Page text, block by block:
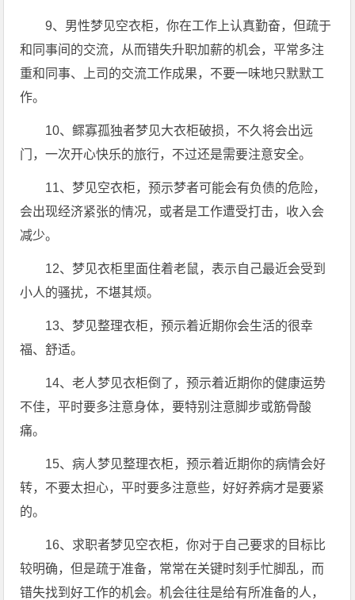
9、男性梦见空衣柜，你在工作上认真勤奋，但疏于
和同事间的交流，从而错失升职加薪的机会，平常多注
重和同事、上司的交流工作成果，不要一味地只默默工
作。
10、鳏寡孤独者梦见大衣柜破损，不久将会出远
门，一次开心快乐的旅行，不过还是需要注意安全。
11、梦见空衣柜，预示梦者可能会有负债的危险，
会出现经济紧张的情况，或者是工作遭受打击，收入会
减少。
12、梦见衣柜里面住着老鼠，表示自己最近会受到
小人的骚扰，不堪其烦。
13、梦见整理衣柜，预示着近期你会生活的很幸
福、舒适。
14、老人梦见衣柜倒了，预示着近期你的健康运势
不佳，平时要多注意身体，要特别注意脚步或筋骨酸
痛。
15、病人梦见整理衣柜，预示着近期你的病情会好
转，不要太担心，平时要多注意些，好好养病才是要紧
的。
16、求职者梦见空衣柜，你对于自己要求的目标比
较明确，但是疏于准备，常常在关键时刻手忙脚乱，而
错失找到好工作的机会。机会往往是给有所准备的人，